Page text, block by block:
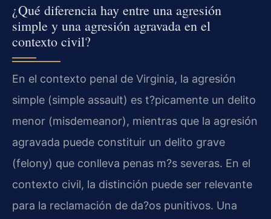
¿Qué diferencia hay entre una agresión
simple y una agresión agravada en el
contexto civil?
En el contexto penal de Virginia, la agresión
simple (simple assault) es t?picamente un delito
menor (misdemeanor), mientras que la agresión
agravada puede constituir un delito grave
(felony) que conlleva penas m?s severas. En el
contexto civil, la distinción puede ser relevante
para la reclamación de da?os punitivos. Una